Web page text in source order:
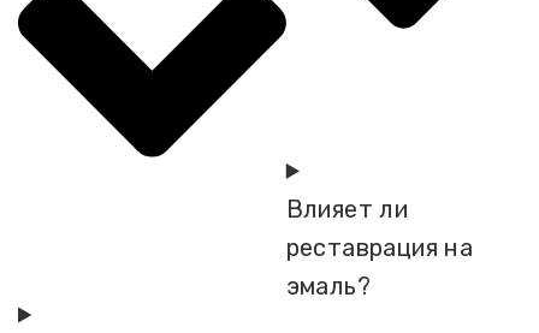
Влияет ли
реставрация на
эмаль?